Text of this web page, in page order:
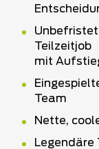
Teilzeitjob
mit
Team
Nette,
Legendäre